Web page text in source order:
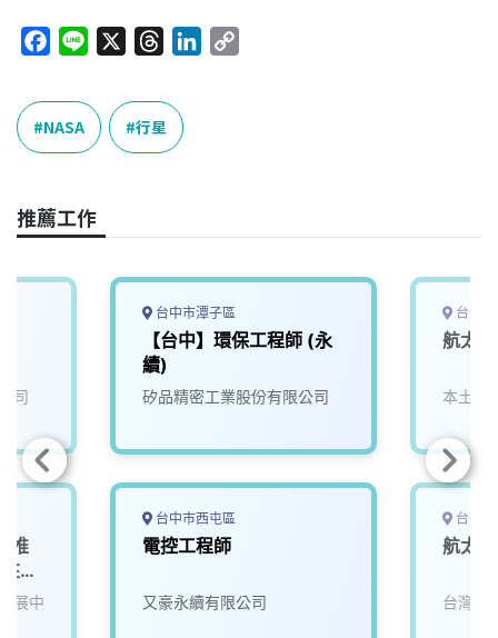
c
e
b
o
k
n
r
e
a
n
k
NASA 行星
推薦工作
司
推
產
展中
台中市潭子區
【台中】環保工程師 (永
續)
矽品精密工業股份有限公司
台中市西屯區
電控工程師
又豪永續有限公司
台中
航太
本土股
台南
航太
台灣穗